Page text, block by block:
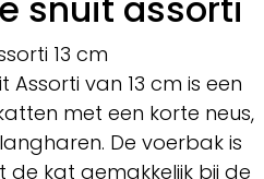
13 cm
Assorti van 13 cm is een
met een korte neus,
De voerbak is
kat gemakkelijk bij de